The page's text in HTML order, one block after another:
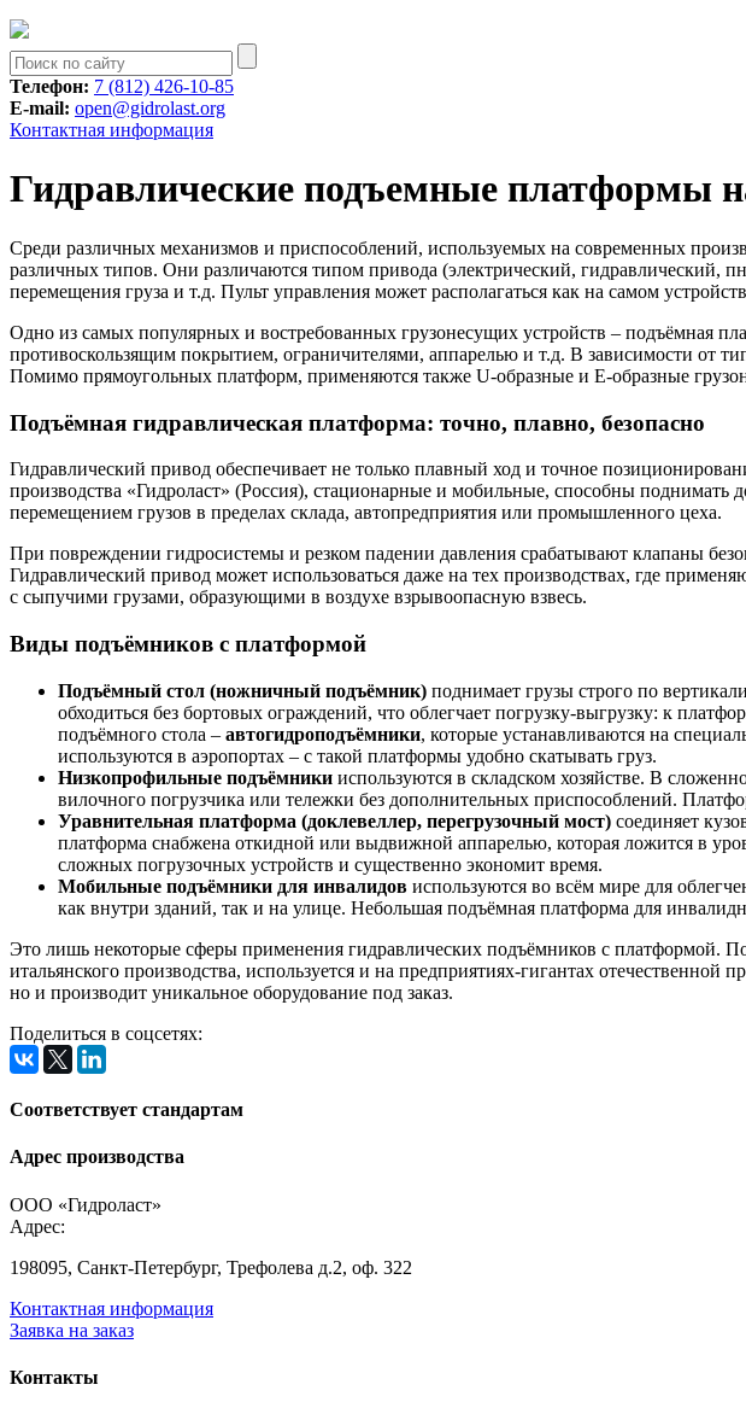
Телефон: 7 (812) 426-10-85
E-mail: open@gidrolast.org
Контактная информация
Гидравлические подъемные платформы
Среди различных механизмов и приспособлений, используемых на современных
различных типов. Они различаются типом привода (электрический, гидравлический,
перемещения груза и т.д. Пульт управления может располагаться как на самом
Одно из самых популярных и востребованных грузонесущих устройств – подъёмная
противоскользящим покрытием, ограничителями, аппарелью и т.д. В зависимости от
Помимо прямоугольных платформ, применяются также U-образные и Е-образные
Подъёмная гидравлическая платформа: точно, плавно, безопасно
Гидравлический привод обеспечивает не только плавный ход и точное
производства «Гидроласт» (Россия), стационарные и мобильные, способны поднимать
перемещением грузов в пределах склада, автопредприятия или промышленного цеха.
При повреждении гидросистемы и резком падении давления срабатывают клапаны
Гидравлический привод может использоваться даже на тех производствах, где
с сыпучими грузами, образующими в воздухе взрывоопасную взвесь.
Виды подъёмников с платформой
Подъёмный стол (ножничный подъёмник) поднимает грузы строго по
обходиться без бортовых ограждений, что облегчает погрузку-выгрузку: к
подъёмного стола – автогидроподъёмники, которые устанавливаются на
используются в аэропортах – с такой платформы удобно скатывать груз.
Низкопрофильные подъёмники используются в складском хозяйстве. В
вилочного погрузчика или тележки без дополнительных приспособлений.
Уравнительная платформа (доклевеллер, перегрузочный мост) соединяет
платформа снабжена откидной или выдвижной аппарелью, которая ложится в
сложных погрузочных устройств и существенно экономит время.
Мобильные подъёмники для инвалидов используются во всём мире для
как внутри зданий, так и на улице. Небольшая подъёмная платформа для
Это лишь некоторые сферы применения гидравлических подъёмников с платформой.
итальянского производства, используется и на предприятиях-гигантах
но и производит уникальное оборудование под заказ.
Поделиться в соцсетях:
Соответствует стандартам
Адрес производства
ООО «Гидроласт»
Адрес:
198095, Санкт-Петербург, Трефолева д.2, оф. 322
Контактная информация
Заявка на заказ
Контакты